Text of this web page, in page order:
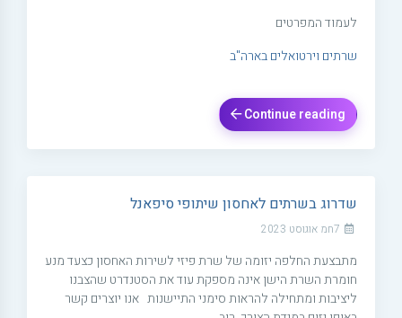
לעמוד המפרטים
שרתים וירטואלים בארה"ב
Continue reading
שדרוג בשרתים לאחסון שיתופי סיפאנל
מתבצעת החלפה יזומה של שרת פיזי לשירות האחסון כצעד מנע
חומרת השרת הישן אינה מספקת עוד את הסטנדרט שהצבנו
ליציבות ומתחילה להראות סימני התיישנות אנו יוצרים קשר